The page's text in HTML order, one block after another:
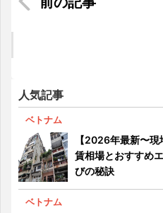
【ベトナム人の兵役事
人気記事
ベトナム
【2026年最新〜
賃相場とおすすめ
びの秘訣
ベトナム